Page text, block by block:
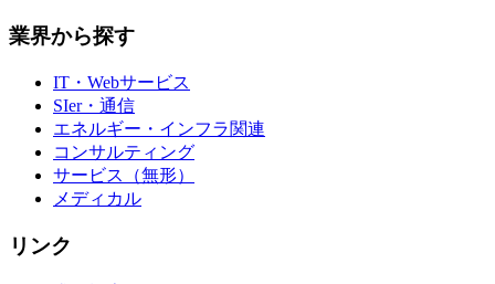
業界から探す
IT・Webサービス
SIer・通信
エネルギー・インフラ関連
コンサルティング
サービス（無形）
メディカル
リンク